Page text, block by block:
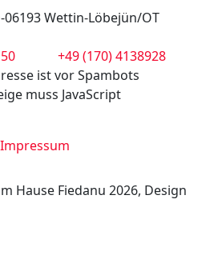
Wettin-Löbejün/OT
+49 (170) 4138928
ist vor Spambots
muss JavaScript
Impressum
Hause Fiedanu 2026, Design